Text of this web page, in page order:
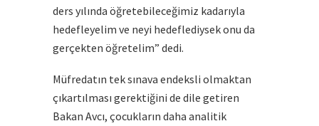
ders yılında öğretebileceğimiz kadarıyla
hedefleyelim ve neyi hedeflediysek onu da
gerçekten öğretelim” dedi.
Müfredatın tek sınava endeksli olmaktan
çıkartılması gerektiğini de dile getiren
Bakan Avcı, çocukların daha analitik